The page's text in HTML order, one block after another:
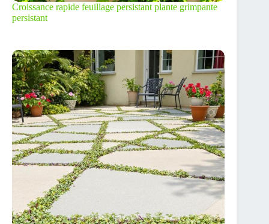
Croissance rapide feuillage persistant plante grimpante
persistant